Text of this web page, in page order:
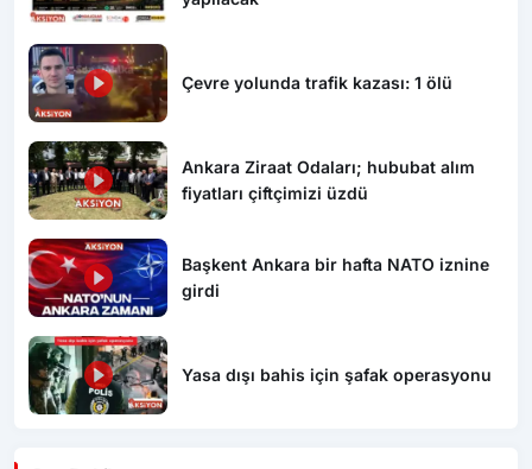
Çevre yolunda trafik kazası: 1 ölü
Ankara Ziraat Odaları; hububat alım
fiyatları çiftçimizi üzdü
Başkent Ankara bir hafta NATO iznine
girdi
Yasa dışı bahis için şafak operasyonu